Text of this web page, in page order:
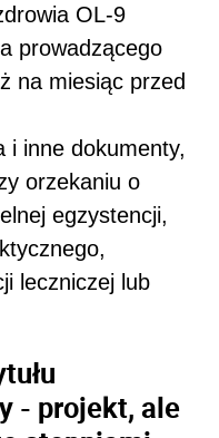
OL-9
prowadzącego
na miesiąc przed
i inne dokumenty,
orzekaniu o
egzystencji,
leczniczej lub
- projekt, ale